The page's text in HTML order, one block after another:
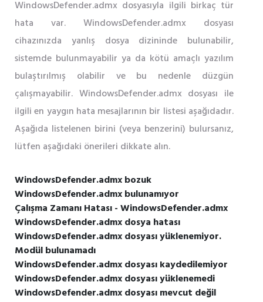
WindowsDefender.admx dosyasıyla ilgili birkaç tür
hata var. WindowsDefender.admx dosyası
cihazınızda yanlış dosya dizininde bulunabilir,
sistemde bulunmayabilir ya da kötü amaçlı yazılım
bulaştırılmış olabilir ve bu nedenle düzgün
çalışmayabilir. WindowsDefender.admx dosyası ile
ilgili en yaygın hata mesajlarının bir listesi aşağıdadır.
Aşağıda listelenen birini (veya benzerini) bulursanız,
lütfen aşağıdaki önerileri dikkate alın.
WindowsDefender.admx bozuk
WindowsDefender.admx bulunamıyor
Çalışma Zamanı Hatası - WindowsDefender.admx
WindowsDefender.admx dosya hatası
WindowsDefender.admx dosyası yüklenemiyor.
Modül bulunamadı
WindowsDefender.admx dosyası kaydedilemiyor
WindowsDefender.admx dosyası yüklenemedi
WindowsDefender.admx dosyası mevcut değil